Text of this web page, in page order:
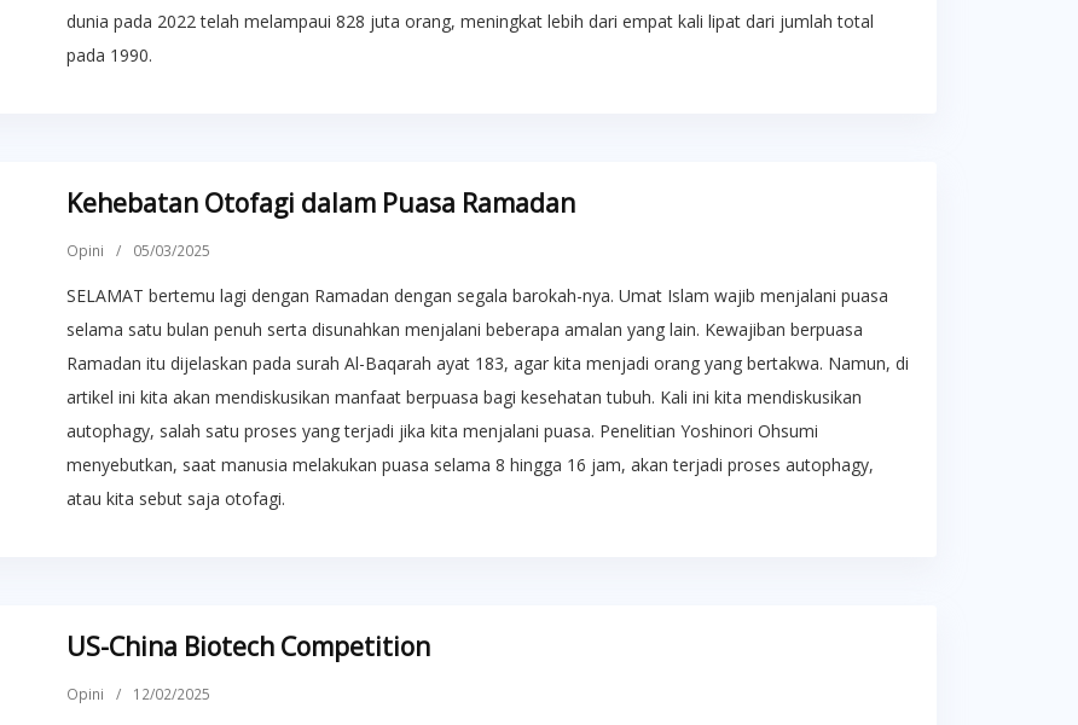
dunia pada 2022 telah melampaui 828 juta orang, meningkat lebih dari empat kali lipat dari jumlah total
pada 1990.
Kehebatan Otofagi dalam Puasa Ramadan
Opini / 05/03/2025
SELAMAT bertemu lagi dengan Ramadan dengan segala barokah-nya. Umat Islam wajib menjalani puasa
selama satu bulan penuh serta disunahkan menjalani beberapa amalan yang lain. Kewajiban berpuasa
Ramadan itu dijelaskan pada surah Al-Baqarah ayat 183, agar kita menjadi orang yang bertakwa. Namun, di
artikel ini kita akan mendiskusikan manfaat berpuasa bagi kesehatan tubuh. Kali ini kita mendiskusikan
autophagy, salah satu proses yang terjadi jika kita menjalani puasa. Penelitian Yoshinori Ohsumi
menyebutkan, saat manusia melakukan puasa selama 8 hingga 16 jam, akan terjadi proses autophagy,
atau kita sebut saja otofagi.
US-China Biotech Competition
Opini / 12/02/2025